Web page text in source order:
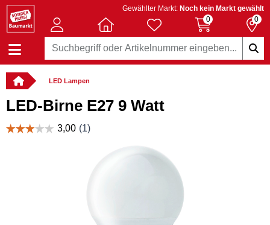
Gewählter Markt: Noch kein Markt gewählt
0
0
LED Lampen
LED-Birne E27 9 Watt